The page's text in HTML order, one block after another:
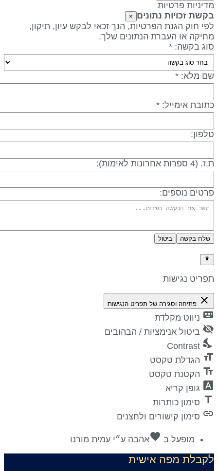
פרטיות
זכויות נתונים
חוק הגנת הפרטיות, הנך זכאי לבקש עיון, תיקון,
או העברת הנתונים שלך.
בקשה: *
מלא: *
אימייל: *
ספרות אחרונות לאימות):
נוספים:
שלח בקשה ביטול
נגישות
close פתיחה וסגירה של תפריט הנגישות
ניווט מקלדת
ביטול אנימציות / הבהובים
Contrast
הגדלת טקסט
הקטנת טקסט
גופן קריא
סימון כותרות
סימון קישורים ולחצנים
מופעל בfavoriteאהבהע״יעמית מורנו
מפה אישית